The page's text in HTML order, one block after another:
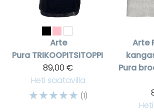
Arte
Pura TRIKOOPITSITOPPI
89,00 €
Heti saatavilla
☆☆☆☆☆ (1)
Arte
Pura